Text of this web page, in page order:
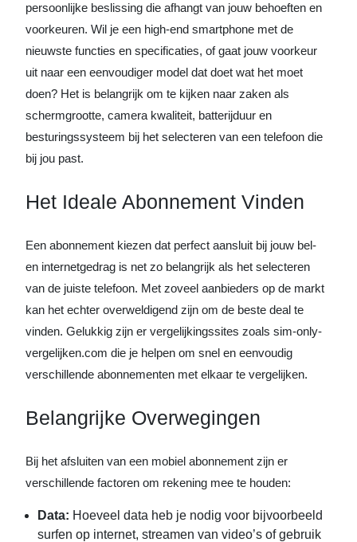
persoonlijke beslissing die afhangt van jouw behoeften en
voorkeuren. Wil je een high-end smartphone met de
nieuwste functies en specificaties, of gaat jouw voorkeur
uit naar een eenvoudiger model dat doet wat het moet
doen? Het is belangrijk om te kijken naar zaken als
schermgrootte, camera kwaliteit, batterijduur en
besturingssysteem bij het selecteren van een telefoon die
bij jou past.
Het Ideale Abonnement Vinden
Een abonnement kiezen dat perfect aansluit bij jouw bel-
en internetgedrag is net zo belangrijk als het selecteren
van de juiste telefoon. Met zoveel aanbieders op de markt
kan het echter overweldigend zijn om de beste deal te
vinden. Gelukkig zijn er vergelijkingssites zoals sim-only-
vergelijken.com die je helpen om snel en eenvoudig
verschillende abonnementen met elkaar te vergelijken.
Belangrijke Overwegingen
Bij het afsluiten van een mobiel abonnement zijn er
verschillende factoren om rekening mee te houden:
Data: Hoeveel data heb je nodig voor bijvoorbeeld
surfen op internet, streamen van video’s of gebruik